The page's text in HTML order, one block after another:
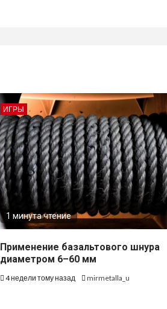
ИГРЫ
1 минута чтение
Применение базальтового шнура
диаметром 6–60 мм
4 недели тому назад mirmetalla_u